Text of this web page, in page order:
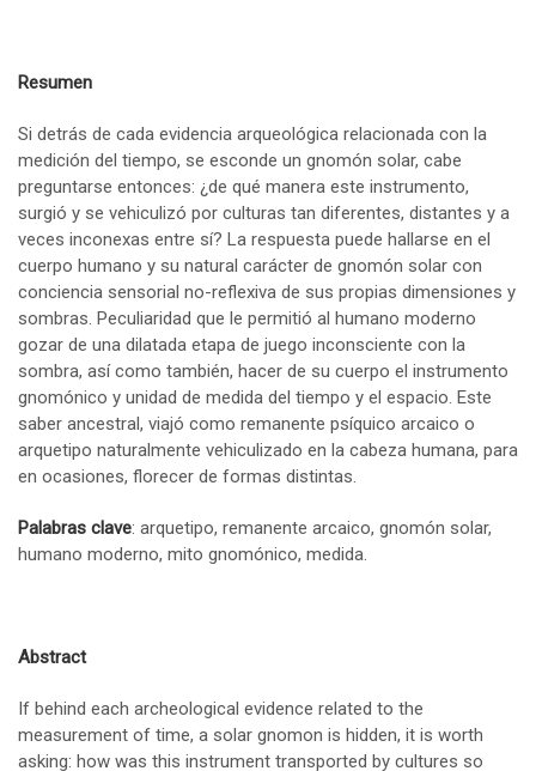
Resumen
Si detrás de cada evidencia arqueológica relacionada con la
medición del tiempo, se esconde un gnomón solar, cabe
preguntarse entonces: ¿de qué manera este instrumento,
surgió y se vehiculizó por culturas tan diferentes, distantes y a
veces inconexas entre sí? La respuesta puede hallarse en el
cuerpo humano y su natural carácter de gnomón solar con
conciencia sensorial no-reflexiva de sus propias dimensiones y
sombras. Peculiaridad que le permitió al humano moderno
gozar de una dilatada etapa de juego inconsciente con la
sombra, así como también, hacer de su cuerpo el instrumento
gnomónico y unidad de medida del tiempo y el espacio. Este
saber ancestral, viajó como remanente psíquico arcaico o
arquetipo naturalmente vehiculizado en la cabeza humana, para
en ocasiones, florecer de formas distintas.
Palabras clave: arquetipo, remanente arcaico, gnomón solar,
humano moderno, mito gnomónico, medida.
Abstract
If behind each archeological evidence related to the
measurement of time, a solar gnomon is hidden, it is worth
asking: how was this instrument transported by cultures so